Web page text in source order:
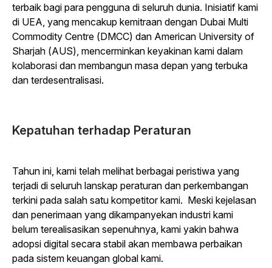
terbaik bagi para pengguna di seluruh dunia. Inisiatif kami
di UEA, yang mencakup kemitraan dengan Dubai Multi
Commodity Centre (DMCC) dan American University of
Sharjah (AUS), mencerminkan keyakinan kami dalam
kolaborasi dan membangun masa depan yang terbuka
dan terdesentralisasi.
Kepatuhan terhadap Peraturan
Tahun ini, kami telah melihat berbagai peristiwa yang
terjadi di seluruh lanskap peraturan dan perkembangan
terkini pada salah satu kompetitor kami. Meski kejelasan
dan penerimaan yang dikampanyekan industri kami
belum terealisasikan sepenuhnya, kami yakin bahwa
adopsi digital secara stabil akan membawa perbaikan
pada sistem keuangan global kami.